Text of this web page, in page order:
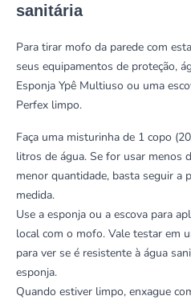
sanitária
Para tirar mofo da parede com
seus equipamentos de proteção,
Esponja Ypê Multiuso ou uma
Perfex limpo.
Faça uma misturinha de 1 copo
litros de água. Se for usar menos
menor quantidade, basta seguir a
medida.
Use a esponja ou a escova para
local com o mofo. Vale testar em
para ver se é resistente à água
esponja.
Quando estiver limpo, enxague